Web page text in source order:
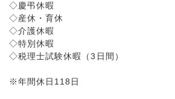
◇慶弔休暇
◇産休・育休
◇介護休暇
◇特別休暇
◇税理士試験休暇（3日間）
※年間休日118日